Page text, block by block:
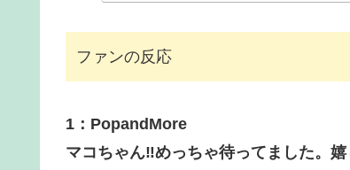
ファンの反応
1：PopandMore
マコちゃん‼︎めっちゃ待ってました。